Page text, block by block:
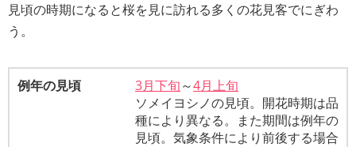
見頃の時期になると桜を見に訪れる多くの花見客でにぎわ
う。
例年の見頃 3月下旬～4月上旬
ソメイヨシノの見頃。開花時期は品
種により異なる。また期間は例年の
見頃。気象条件により前後する場合